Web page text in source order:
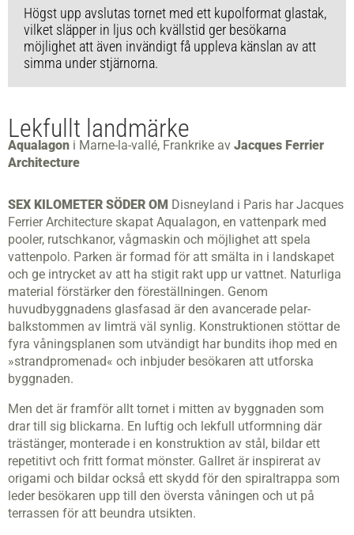
Högst upp avslutas tornet med ett kupolformat glastak,
vilket släpper in ljus och kvällstid ger besökarna
möjlighet att även invändigt få uppleva känslan av att
simma under stjärnorna.
Lekfullt landmärke
Aqualagon i Marne-la-vallé, Frankrike av Jacques Ferrier
Architecture
SEX KILOMETER SÖDER OM Disneyland i Paris har Jacques
Ferrier Architecture skapat Aqualagon, en vattenpark med
pooler, rutschkanor, vågmaskin och möjlighet att spela
vattenpolo. Parken är formad för att smälta in i landskapet
och ge intrycket av att ha stigit rakt upp ur vattnet. Naturliga
material förstärker den föreställningen. Genom
huvudbyggnadens glasfasad är den avancerade pelar-
balkstommen av limträ väl synlig. Konstruktionen stöttar de
fyra våningsplanen som utvändigt har bundits ihop med en
»strandpromenad« och inbjuder besökaren att utforska
byggnaden.
Men det är framför allt tornet i mitten av byggnaden som
drar till sig blickarna. En luftig och lekfull utformning där
trästänger, monterade i en konstruktion av stål, bildar ett
repetitivt och fritt format mönster. Gallret är inspirerat av
origami och bildar också ett skydd för den spiraltrappa som
leder besökaren upp till den översta våningen och ut på
terrassen för att beundra utsikten.